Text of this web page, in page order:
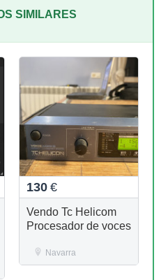
SIMILARES
130 €
Vendo Tc Helicom
Procesador de voces
Navarra